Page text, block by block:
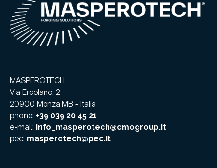
MASPEROTECH
Via Ercolano, 2
20900 Monza MB – Italia
phone: +39 039 20 45 21
e-mail: info_masperotech@cmogroup.it
pec: masperotech@pec.it